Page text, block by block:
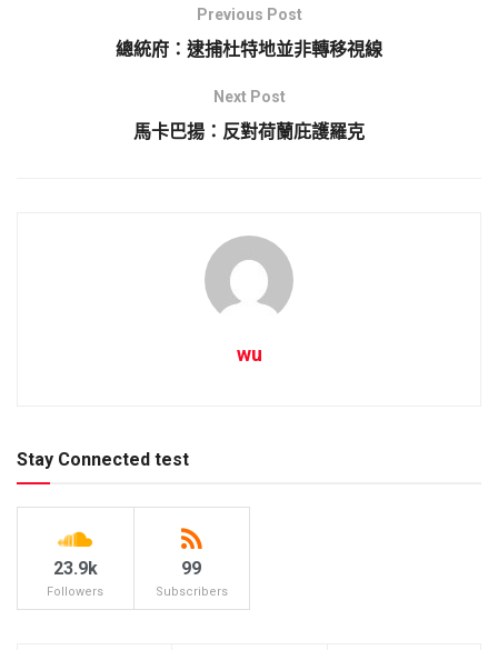
Previous Post
總統府：逮捕杜特地並非轉移視線
Next Post
馬卡巴揚：反對荷蘭庇護羅克
wu
Stay Connected test
23.9k
Followers
99
Subscribers